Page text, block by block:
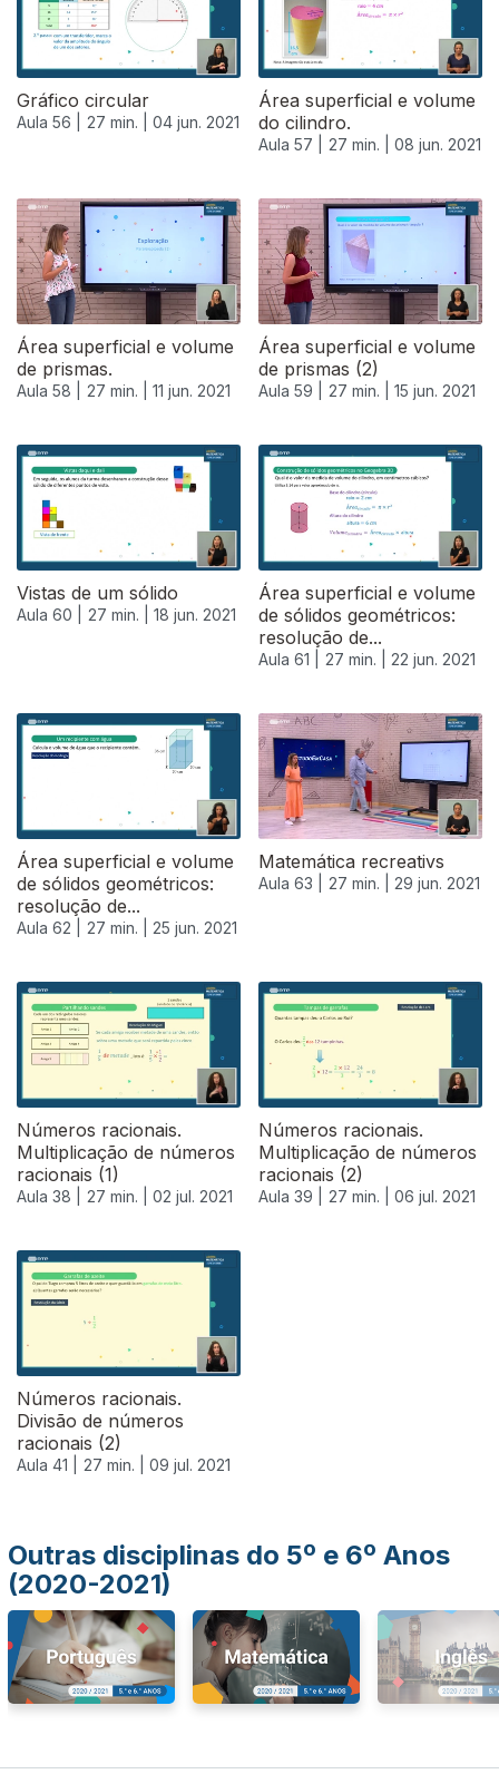
Gráfico circular
Aula 56 | 27 min. | 04 jun. 2021
Área superficial e volume
do cilindro.
Aula 57 | 27 min. | 08 jun. 2021
Área superficial e volume
de prismas.
Aula 58 | 27 min. | 11 jun. 2021
Área superficial e volume
de prismas (2)
Aula 59 | 27 min. | 15 jun. 2021
551145
Vistas de um sólido
Aula 60 | 27 min. | 18 jun. 2021
Área superficial e volume
de sólidos geométricos:
resolução de...
Aula 61 | 27 min. | 22 jun. 2021
Área superficial e volume
de sólidos geométricos:
resolução de...
Aula 62 | 27 min. | 25 jun. 2021
Matemática recreativs
Aula 63 | 27 min. | 29 jun. 2021
Números racionais.
Multiplicação de números
racionais (1)
Aula 38 | 27 min. | 02 jul. 2021
Números racionais.
Multiplicação de números
racionais (2)
Aula 39 | 27 min. | 06 jul. 2021
Números racionais.
Divisão de números
racionais (2)
Aula 41 | 27 min. | 09 jul. 2021
556626
Outras disciplinas do 5º e 6º Anos
(2020-2021)